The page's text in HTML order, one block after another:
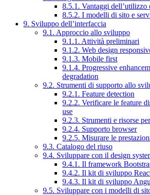
8.5.1. Vantaggi dell’utilizzo
8.5.2. I modelli di sito e
9. Sviluppo dell’interfaccia
9.1. Approccio allo sviluppo
9.1.1. Attività preliminari
9.1.2. Web design
9.1.3. Mobile first
9.1.4. Progressive
degradation
9.2. Strumenti di supporto allo
9.2.1. Feature detection
9.2.2. Verificare le feature
use
9.2.3. Strumenti e risorse
9.2.4. Supporto browser
9.2.5. Misurare le
9.3. Catalogo del riuso
9.4. Sviluppare con il design
9.4.1. Il framework
9.4.2. Il kit di sviluppo
9.4.3. Il kit di sviluppo
9.5. Sviluppare con i modelli di